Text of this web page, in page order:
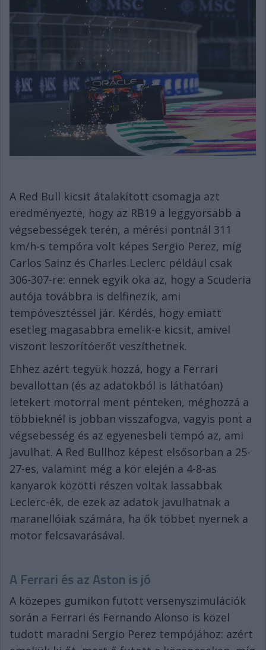
A Red Bull kicsit átalakított csomagja azt
eredményezte, hogy az RB19 a leggyorsabb a
végsebességek terén, a mérési pontnál 311
km/h-s tempóra volt képes Sergio Perez, míg
Carlos Sainz és Charles Leclerc például csak
306-307-re: ennek egyik oka az, hogy a Scuderia
autója továbbra is delfinezik, ami
tempóvesztéssel jár. Kérdés, hogy emiatt
esetleg magasabbra emelik-e kicsit, amivel
viszont leszorítóerőt veszíthetnek.
Ehhez azért tegyük hozzá, hogy a Ferrari
bevallottan (és az adatokból is láthatóan)
letekert motorral ment pénteken, méghozzá a
többieknél is jobban visszafogva, vagyis pont a
végsebesség és az egyenesbeli tempó az, ami
javulhat. A Red Bullhoz képest elsősorban a 25-
27-es, valamint még a kör elején a 4-8-as
kanyarok közötti részen voltak lassabbak
Leclerc-ék, de ezek az adatok javulhatnak a
maranellóiak számára, ha ők többet nyernek a
motor felcsavarásával.
A Ferrari és az Aston is jó
A közepes gumikon futott versenyszimulációk
során a Ferrari és Fernando Alonso is közel
tudott maradni Sergio Perez tempójához: azért